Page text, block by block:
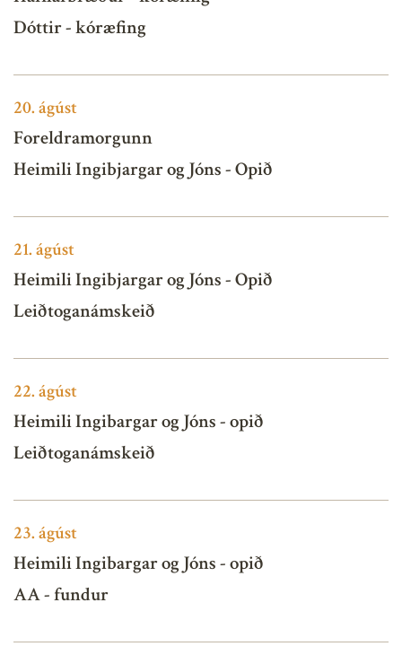
Dóttir - kóræfing
20.ágúst
Foreldramorgunn
Heimili Ingibjargar og Jóns - Opið
21.ágúst
Heimili Ingibjargar og Jóns - Opið
Leiðtoganámskeið
22.ágúst
Heimili Ingibargar og Jóns - opið
Leiðtoganámskeið
23.ágúst
Heimili Ingibargar og Jóns - opið
AA - fundur